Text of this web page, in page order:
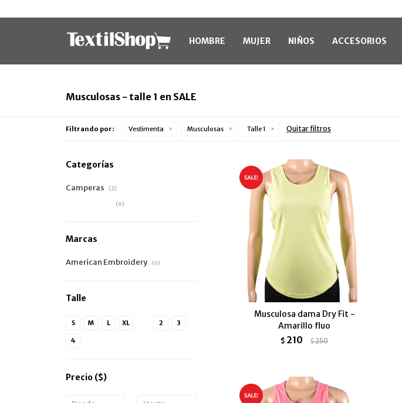
HOMBRE MUJER NIÑOS ACCESORIOS
Musculosas - talle 1 en SALE
Filtrando por: Vestimenta Musculosas Talle 1 Quitar filtros
Musculosa dama Dry Fit -
Amarillo fluo
$ 210 $250
Categorías
Camperas (2)
(6)
Marcas
American Embroidery (6)
Talle
S M L XL 2 3
4
Precio ($)